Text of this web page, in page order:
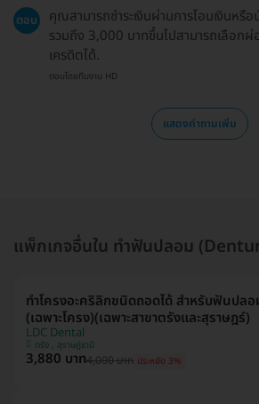
ตอบ
คุณสามารถชำระเงินผ่านการโอนเงินหรื
รวมถึง 3,000 บาทขึ้นไปสามารถเลือกผ่
เครดิตได้.
ตอบโดยทีมงาน HD
แสดงคำถามเพิ่ม
แพ็กเกจอื่นใน ทำฟันปลอม
ทำโครงอะคริลิกชนิดถอดได้ สำหรับฟันปล
(เฉพาะโครง)(เฉพาะสาขาตรังและสุราษฎร์)
LDC Dental
ตรัง , สุราษฎ์ธานี
3,880 บาท4,000 บาท ประหยัด 3%